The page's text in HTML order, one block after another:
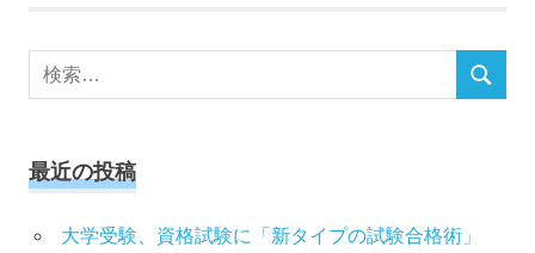
検
検
最近の投稿
大学受験、資格試験に「新タイプの試験合格術」